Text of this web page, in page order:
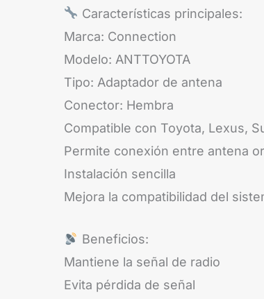
Características principales:
Marca: Connection
Modelo: ANTTOYOTA
Tipo: Adaptador de antena
Conector: Hembra
Compatible con Toyota, Lexus,
Permite conexión entre antena
Instalación sencilla
Mejora la compatibilidad del
Beneficios:
Mantiene la señal de radio
Evita pérdida de señal